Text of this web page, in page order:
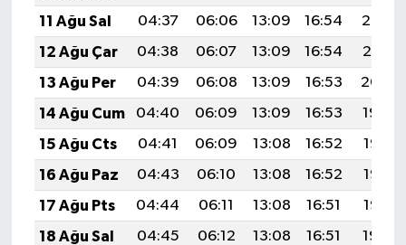
11 Ağu Sal
04:37 06:06 13:09 16:54
20:02
12 Ağu Çar
04:38 06:07 13:09 16:54
20:01
13 Ağu Per
04:39 06:08 13:09 16:53
20:00
14 Ağu Cum
04:40 06:09 13:09 16:53
19:59
15 Ağu Cts
04:41 06:09 13:08 16:52
19:58
16 Ağu Paz
04:43 06:10 13:08 16:52
19:56
17 Ağu Pts
04:44 06:11 13:08 16:51
19:55
18 Ağu Sal
04:45 06:12 13:08 16:51
19:54